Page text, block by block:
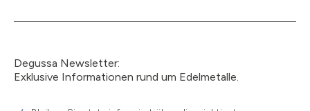
Degussa Newsletter:
Exklusive Informationen rund um Edelmetalle.